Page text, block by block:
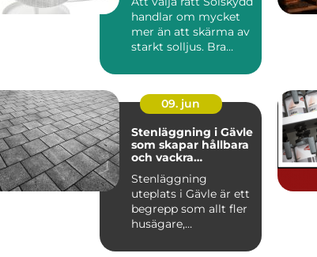
handlar om mycket
mer än att skärma av
starkt solljus. Bra
09. jun
Stenläggning i Gävle
som skapar hållbara
och vackra
Stenläggning
uteplats i Gävle är ett
begrepp som allt fler
husägare,